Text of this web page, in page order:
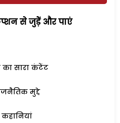
से जुड़ेें और पाएं
सारा कंटेंट
मुद्दे
कहानियां